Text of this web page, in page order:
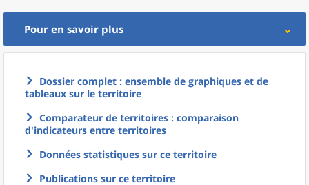
Pour en savoir plus
Dossier complet : ensemble de graphiques et de
tableaux sur le territoire
Comparateur de territoires : comparaison
d'indicateurs entre territoires
Données statistiques sur ce territoire
Publications sur ce territoire